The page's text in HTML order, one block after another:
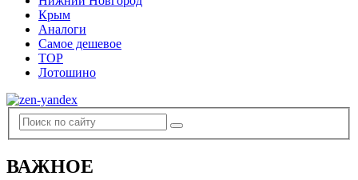
Крым
Аналоги
Самое дешевое
TOP
Лотошино
ВАЖНОЕ